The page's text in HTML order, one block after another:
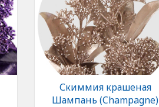
Скиммия крашеная
Шампань (Champagne)